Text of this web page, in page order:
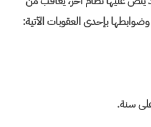
بإحدى العقوبات الآتية: